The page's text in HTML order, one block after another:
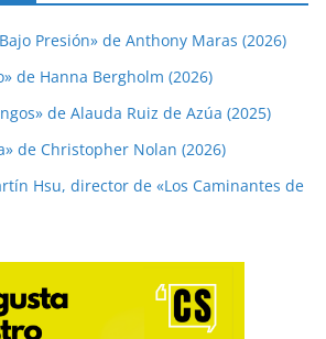
Presión» de Anthony Maras (2026)
de Hanna Bergholm (2026)
de Alauda Ruiz de Azúa (2025)
de Christopher Nolan (2026)
Hsu, director de «Los Caminantes de